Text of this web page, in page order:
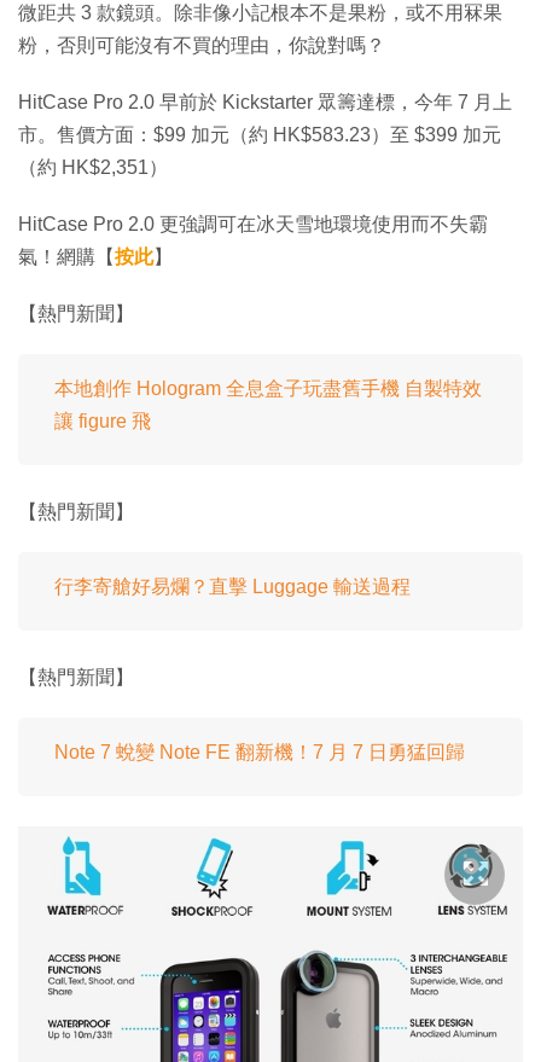
微距共 3 款鏡頭。除非像小記根本不是果粉，或不用冧果
粉，否則可能沒有不買的理由，你說對嗎？
HitCase Pro 2.0 早前於 Kickstarter 眾籌達標，今年 7 月上
市。售價方面：$99 加元（約 HK$583.23）至 $399 加元
（約 HK$2,351）
HitCase Pro 2.0 更強調可在冰天雪地環境使用而不失霸
氣！網購【按此】
【熱門新聞】
本地創作 Hologram 全息盒子玩盡舊手機 自製特效
讓 figure 飛
【熱門新聞】
行李寄艙好易爛？直擊 Luggage 輸送過程
【熱門新聞】
Note 7 蛻變 Note FE 翻新機！7 月 7 日勇猛回歸